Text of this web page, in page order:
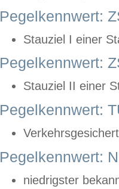
Pegelkennwert:
Stauziel I einer
Pegelkennwert:
Stauziel II einer
Pegelkennwert:
Pegelkennwert:
niedrigster